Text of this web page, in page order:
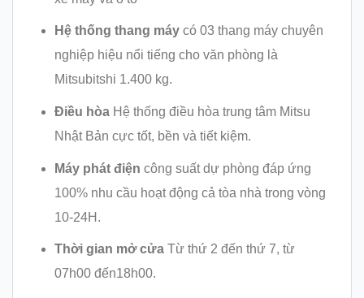
Hệ thống thang máy có 03 thang máy chuyên
nghiệp hiệu nổi tiếng cho văn phòng là
Mitsubitshi 1.400 kg.
Điều hòa Hệ thống điều hòa trung tâm Mitsu
Nhật Bản cực tốt, bền và tiết kiệm.
Máy phát điện công suất dự phòng đáp ứng
100% nhu cầu hoạt động cả tòa nhà trong vòng
10-24H.
Thời gian mở cửa Từ thứ 2 đến thứ 7, từ
07h00 đến18h00.